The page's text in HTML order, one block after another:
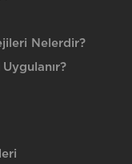
Nelerdir?